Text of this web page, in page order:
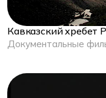
Кавказский хребет
Документальные